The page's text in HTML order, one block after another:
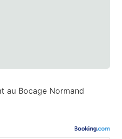
au Bocage Normand